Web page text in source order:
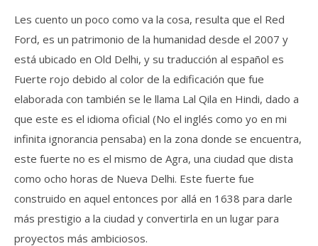
Les cuento un poco como va la cosa, resulta que el Red
Ford, es un patrimonio de la humanidad desde el 2007 y
está ubicado en Old Delhi, y su traducción al español es
Fuerte rojo debido al color de la edificación que fue
elaborada con también se le llama Lal Qila en Hindi, dado a
que este es el idioma oficial (No el inglés como yo en mi
infinita ignorancia pensaba) en la zona donde se encuentra,
este fuerte no es el mismo de Agra, una ciudad que dista
como ocho horas de Nueva Delhi. Este fuerte fue
construido en aquel entonces por allá en 1638 para darle
más prestigio a la ciudad y convertirla en un lugar para
proyectos más ambiciosos.